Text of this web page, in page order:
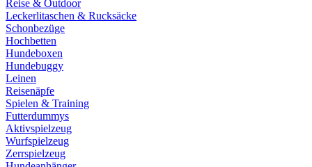
Reise & Outdoor
Leckerlitaschen & Rucksäcke
Schonbezüge
Hochbetten
Hundeboxen
Hundebuggy
Leinen
Reisenäpfe
Spielen & Training
Futterdummys
Aktivspielzeug
Wurfspielzeug
Zerrspielzeug